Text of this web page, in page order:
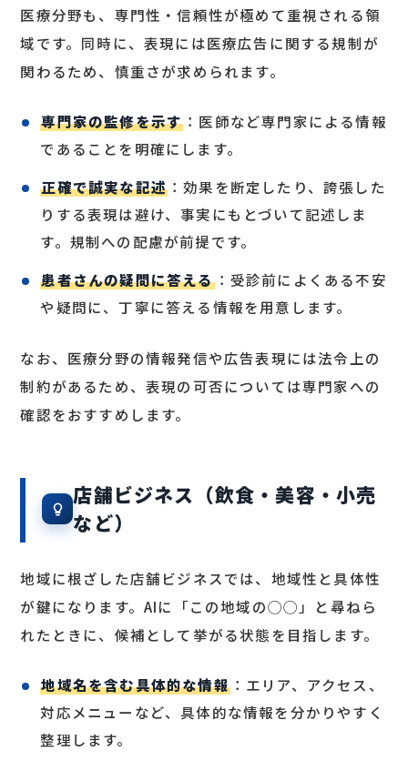
医療分野も、専門性・信頼性が極めて重視される領
域です。同時に、表現には医療広告に関する規制が
関わるため、慎重さが求められます。
専門家の監修を示す ：医師など専門家による情報
であることを明確にします。
正確で誠実な記述 ：効果を断定したり、誇張した
りする表現は避け、事実にもとづいて記述しま
す。規制への配慮が前提です。
患者さんの疑問に答える：受診前によくある不安
や疑問に、丁寧に答える情報を用意します。
なお、医療分野の情報発信や広告表現には法令上の
制約があるため、表現の可否については専門家への
確認をおすすめします。
店舗ビジネス（飲食・美容・小売
など）
地域に根ざした店舗ビジネスでは、地域性と具体性
が鍵になります。AIに「この地域の◯◯」と尋ねら
れたときに、候補として挙がる状態を目指します。
地域名を含む具体的な情報：エリア、アクセス、
対応メニューなど、具体的な情報を分かりやすく
整理します。